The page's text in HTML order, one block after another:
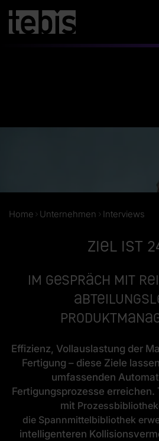
Home Unternehmen Interviews
Ziel ist
Im Gespräch mit
Effizienz, Vollauslastung der
Fertigung – diese Ziele
umfassenden
Fertigungsprozesse erreichen.
mit
die Spannmittelbibliothek
intelligenteren